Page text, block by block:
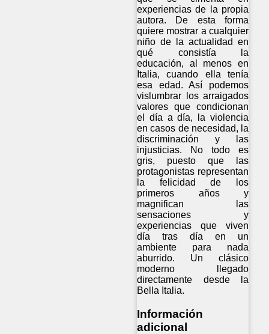
experiencias de la propia
autora. De esta forma
quiere mostrar a cualquier
niño de la actualidad en
qué consistía la
educación, al menos en
Italia, cuando ella tenía
esa edad. Así podemos
vislumbrar los arraigados
valores que condicionan
el día a día, la violencia
en casos de necesidad, la
discriminación y las
injusticias. No todo es
gris, puesto que las
protagonistas representan
la felicidad de los
primeros años y
magnifican las
sensaciones y
experiencias que viven
día tras día en un
ambiente para nada
aburrido. Un clásico
moderno llegado
directamente desde la
Bella Italia.
Información
adicional